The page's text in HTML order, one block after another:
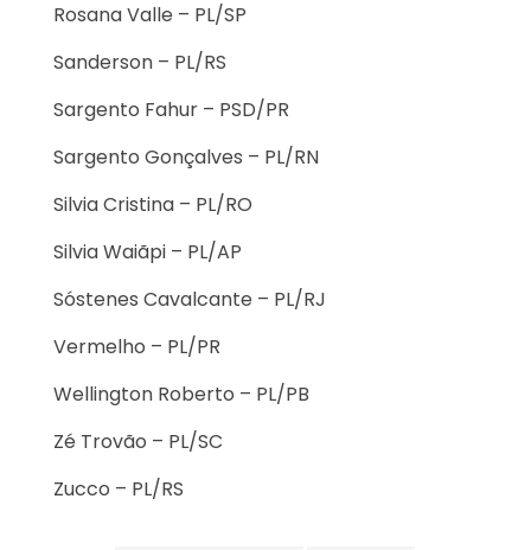
Rosana Valle – PL/SP
Sanderson – PL/RS
Sargento Fahur – PSD/PR
Sargento Gonçalves – PL/RN
Silvia Cristina – PL/RO
Silvia Waiãpi – PL/AP
Sóstenes Cavalcante – PL/RJ
Vermelho – PL/PR
Wellington Roberto – PL/PB
Zé Trovão – PL/SC
Zucco – PL/RS